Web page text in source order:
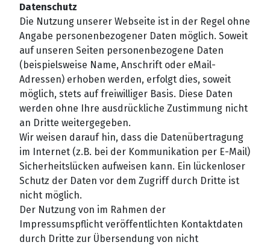
Datenschutz
Die Nutzung unserer Webseite ist in der Regel ohne
Angabe personenbezogener Daten möglich. Soweit
auf unseren Seiten personenbezogene Daten
(beispielsweise Name, Anschrift oder eMail-
Adressen) erhoben werden, erfolgt dies, soweit
möglich, stets auf freiwilliger Basis. Diese Daten
werden ohne Ihre ausdrückliche Zustimmung nicht
an Dritte weitergegeben.
Wir weisen darauf hin, dass die Datenübertragung
im Internet (z.B. bei der Kommunikation per E-Mail)
Sicherheitslücken aufweisen kann. Ein lückenloser
Schutz der Daten vor dem Zugriff durch Dritte ist
nicht möglich.
Der Nutzung von im Rahmen der
Impressumspflicht veröffentlichten Kontaktdaten
durch Dritte zur Übersendung von nicht